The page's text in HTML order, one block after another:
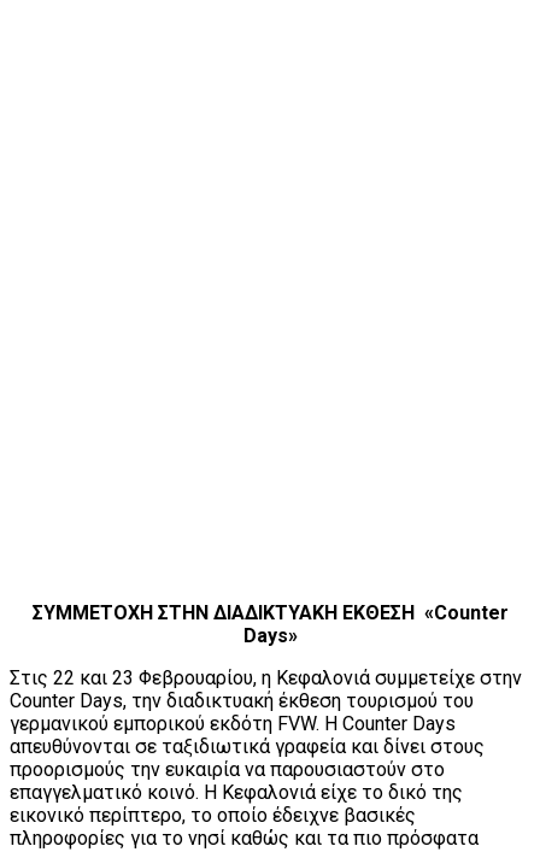
ΣΥΜΜΕΤΟΧΗ ΣΤΗΝ ΔΙΑΔΙΚΤΥΑΚΗ ΕΚΘΕΣΗ «Counter
Days»
Στις 22 και 23 Φεβρουαρίου, η Κεφαλονιά συμμετείχε στην
Counter Days, την διαδικτυακή έκθεση τουρισμού του
γερμανικού εμπορικού εκδότη FVW. Η Counter Days
απευθύνονται σε ταξιδιωτικά γραφεία και δίνει στους
προορισμούς την ευκαιρία να παρουσιαστούν στο
επαγγελματικό κοινό. Η Κεφαλονιά είχε το δικό της
εικονικό περίπτερο, το οποίο έδειχνε βασικές
πληροφορίες για το νησί καθώς και τα πιο πρόσφατα